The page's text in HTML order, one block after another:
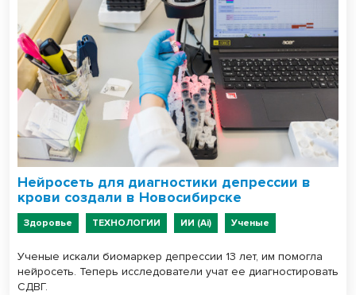
Нейросеть для диагностики депрессии в
крови создали в Новосибирске
Здоровье ТЕХНОЛОГИИ ИИ (Ai) Ученые
Ученые искали биомаркер депрессии 13 лет, им помогла
нейросеть. Теперь исследователи учат ее диагностировать
СДВГ.